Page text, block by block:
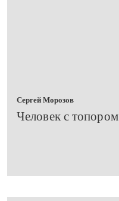
Сергей Морозов
​Человек с топором